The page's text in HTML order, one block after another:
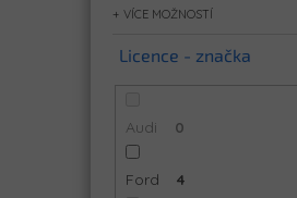
MOŽNOSTÍ
Licence - značka
Audi 0
Ford 4